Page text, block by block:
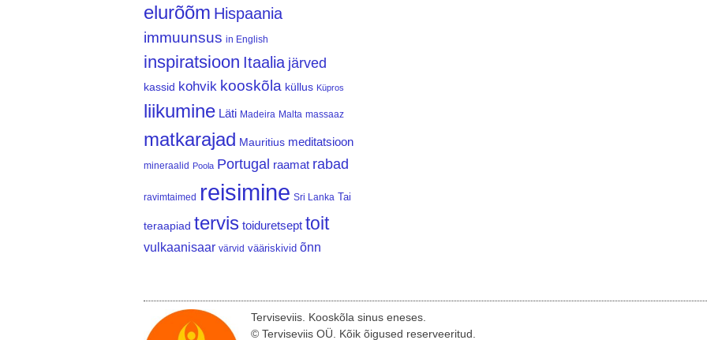
elurõõm Hispaania
immuunsus in English
inspiratsioon Itaalia järved
kassid kohvik kooskõla küllus Küpros
liikumine Läti Madeira Malta massaaz
matkarajad Mauritius meditatsioon
mineraalid Poola Portugal raamat rabad
ravimtaimed reisimine Sri Lanka Tai
teraapiad tervis toiduretsept toit
vulkaanisaar värvid vääriskivid õnn
Terviseviis. Kooskõla sinus eneses.
© Terviseviis OÜ. Kõik õigused reserveeritud.